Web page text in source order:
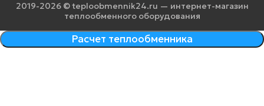
2019-2026 © teploobmennik24.ru — интернет-магазин
теплообменного оборудования
Расчет теплообменника